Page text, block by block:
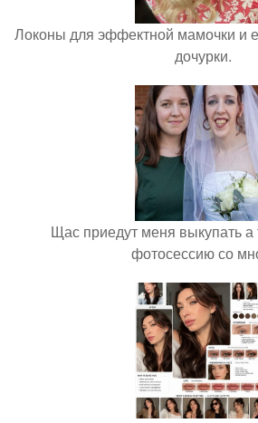
Локоны для эффектной мамочки и
дочурки.
Щас приедут меня выкупать а
фотосессию со